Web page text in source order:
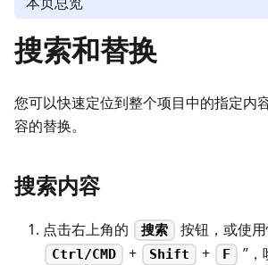
搜索和替换
您可以快速定位到整个项目中的指定内
容的替换。
搜索内容
点击右上角的 搜索 按钮，或使
Ctrl/CMD + Shift + F
”